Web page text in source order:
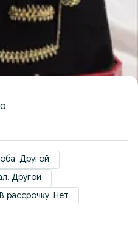
Другой
Другой
В рассрочку: Нет